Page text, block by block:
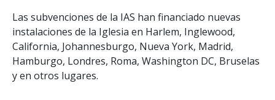
Las subvenciones de la IAS han financiado nuevas
instalaciones de la Iglesia en Harlem, Inglewood,
California, Johannesburgo, Nueva York, Madrid,
Hamburgo, Londres, Roma, Washington DC, Bruselas
y en otros lugares.